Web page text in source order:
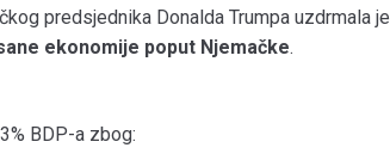
predsjednika Donalda Trumpa uzdrmala je
ekonomije poput Njemačke.
BDP-a zbog: